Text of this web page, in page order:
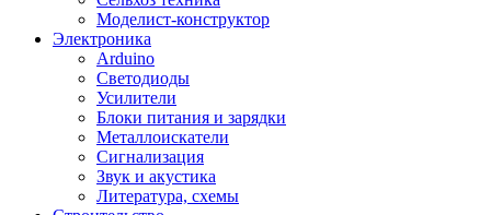
Моделист-конструктор
Электроника
Arduino
Светодиоды
Усилители
Блоки питания и зарядки
Металлоискатели
Сигнализация
Звук и акустика
Литература, схемы